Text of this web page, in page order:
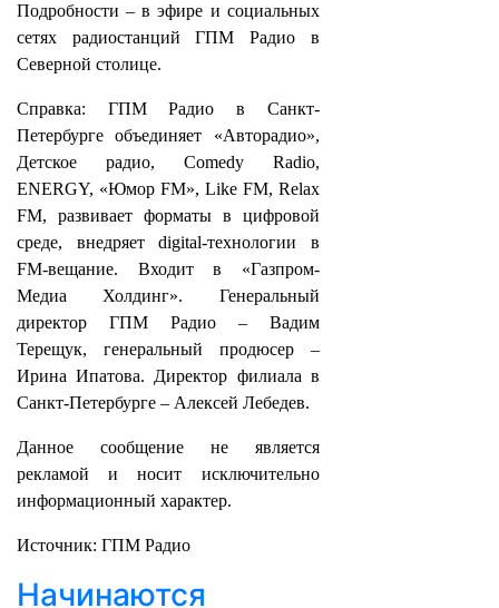
Подробности – в эфире и социальных
сетях радиостанций ГПМ Радио в
Северной столице.
Справка: ГПМ Радио в Санкт-
Петербурге объединяет «Авторадио»,
Детское радио, Comedy Radio,
ENERGY, «Юмор FM», Like FM, Relax
FM, развивает форматы в цифровой
среде, внедряет digital-технологии в
FM-вещание. Входит в «Газпром-
Медиа Холдинг». Генеральный
директор ГПМ Радио – Вадим
Терещук, генеральный продюсер –
Ирина Ипатова. Директор филиала в
Санкт-Петербурге – Алексей Лебедев.
Данное сообщение не является
рекламой и носит исключительно
информационный характер.
Источник: ГПМ Радио
Начинаются